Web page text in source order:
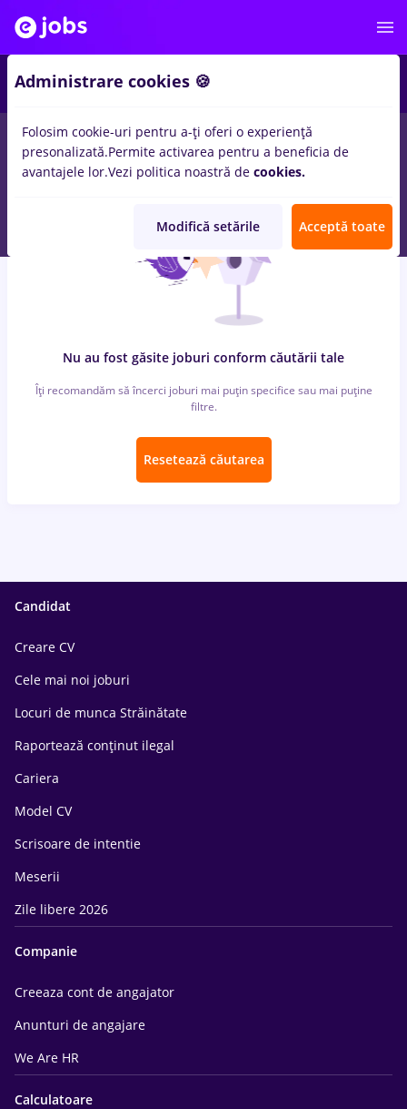
locuri de munca pentruFara experientain Productie,
Medicina / Sanatate
Nu au fost găsite joburi conform căutării tale
Îți recomandăm să încerci joburi mai puțin specifice sau mai puține
filtre.
Resetează căutarea
Candidat
Creare CV
Cele mai noi joburi
Locuri de munca Străinătate
Raportează conținut ilegal
Cariera
Model CV
Scrisoare de intentie
Meserii
Zile libere 2026
Companie
Creeaza cont de angajator
Anunturi de angajare
We Are HR
Calculatoare
Administrare cookies 🍪
Folosim cookie-uri pentru a-ți oferi o experiență
presonalizată.Permite activarea pentru a beneficia de
avantajele lor.Vezi politica noastră de cookies.
Modifică setările Acceptă toate